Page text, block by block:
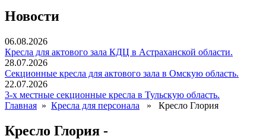
Новости
06.08.2026
Кресла для актового зала КДЦ в Астраханской области.
28.07.2026
Секционные кресла для актового зала в Омскую область.
22.07.2026
3-х местные секционные кресла в Тульскую область.
Главная » Кресла для персонала » Кресло Глория
Кресло Глория -